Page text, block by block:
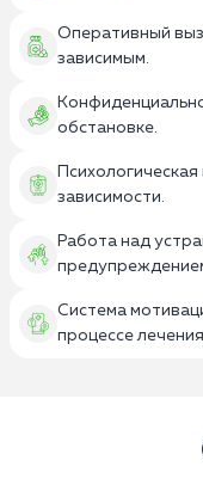
Оперативный
зависимым.
обстановке.
зависимости.
Работа над
Система
процессе